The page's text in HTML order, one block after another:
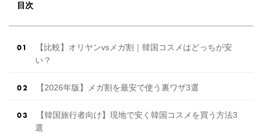
目次
【比較】オリヤンvsメガ割｜韓国コスメはどっちが安
い？
【2026年版】メガ割を最安で使う裏ワザ3選
【韓国旅行者向け】現地で安く韓国コスメを買う方法3
選